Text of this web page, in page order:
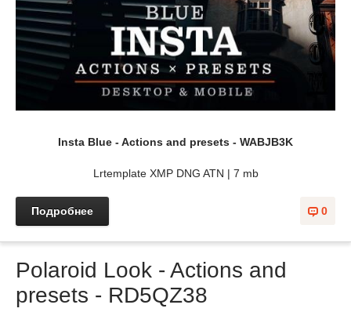
Insta Blue - Actions and presets - WABJB3K
Lrtemplate XMP DNG ATN | 7 mb
0
Подробнее
Polaroid Look - Actions and
presets - RD5QZ38